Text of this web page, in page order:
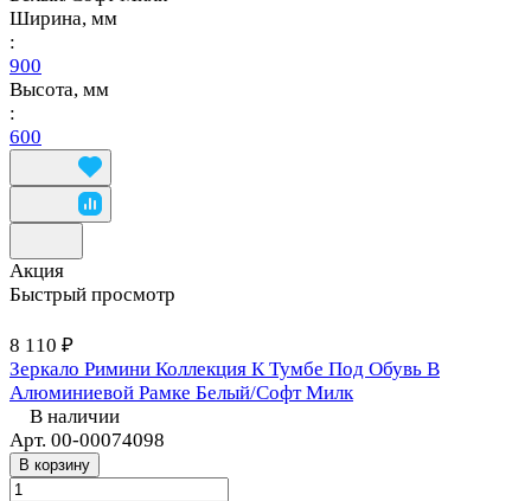
Ширина, мм
:
900
Высота, мм
:
600
Акция
Быстрый просмотр
8 110 ₽
Зеркало Римини Коллекция К Тумбе Под Обувь В
Алюминиевой Рамке Белый/Софт Милк
В наличии
Арт. 00-00074098
В корзину